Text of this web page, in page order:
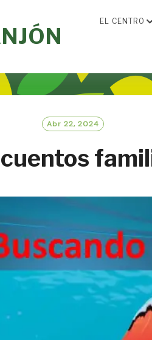
EL CENTRO
Abr 22, 2024